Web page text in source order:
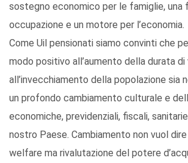
sostegno economico per le famiglie, una
occupazione e un motore per l’economia.
Come Uil pensionati siamo convinti che
modo positivo all’aumento della durata di
all’invecchiamento della popolazione sia
un profondo cambiamento culturale e
economiche, previdenziali, fiscali,
nostro Paese. Cambiamento non vuol
welfare ma rivalutazione del potere